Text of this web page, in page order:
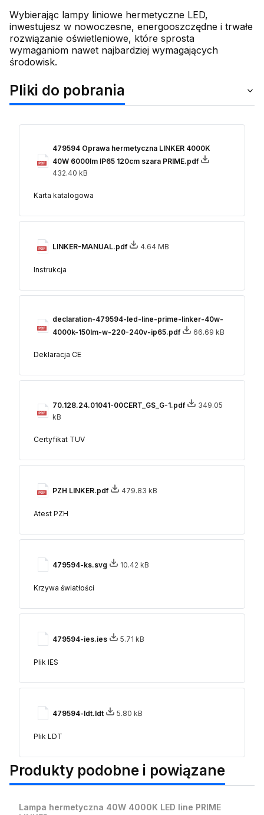
Wybierając lampy liniowe hermetyczne LED,
inwestujesz w nowoczesne, energooszczędne i trwałe
rozwiązanie oświetleniowe, które sprosta
wymaganiom nawet najbardziej wymagających
środowisk.
Pliki do pobrania
479594 Oprawa hermetyczna LINKER 4000K
40W 6000lm IP65 120cm szara PRIME.pdf
432.40 kB
Karta katalogowa
LINKER-MANUAL.pdf 4.64 MB
Instrukcja
declaration-479594-led-line-prime-linker-40w-
4000k-150lm-w-220-240v-ip65.pdf
66.69 kB
Deklaracja CE
70.128.24.01041-00CERT_GS_G-1.pdf
349.05
kB
Certyfikat TUV
PZH LINKER.pdf 479.83 kB
Atest PZH
479594-ks.svg 10.42 kB
Krzywa światłości
479594-ies.ies 5.71 kB
Plik IES
479594-ldt.ldt 5.80 kB
Plik LDT
Produkty podobne i powiązane
Bestseller
Lampa hermetyczna 40W 4000K LED line PRIME